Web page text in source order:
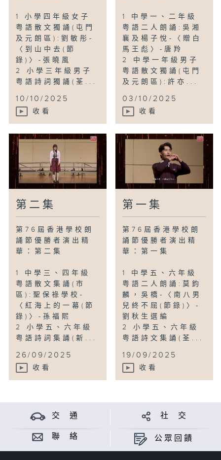
9 中學三、四年級女子普通話詩詞獨誦(新
界東區):徐偲瑗-(一)〈登江中孤嶼〉-謝靈
運;(二)〈剪梅〉-李清照
10 小學三、四年級普通話詩詞集誦(市區):
聖士提反女子中學附屬小學-〈今夜的風
中〉-韋婭
1 小學四年級女子
粤語散文獨誦(屯門
及元朗區):劉敏彤-
〈到山中去(節
錄)〉-張曉風
2 小學三年級男子
粤語詩詞獨誦(荃...
10/10/2025
收看
1 中學一、二年級
粤語二人朗誦:吳湘
襄及楊子悅-〈贈白
馬王彪〉-唐羚
2 中學一年級男子
粤語散文獨誦(屯門
及元朗區):許亦...
03/10/2025
收看
第二集
第76屆香港學校朗
誦節優勝者演出精
華：第二集
1 中學三、四年級
粤語散文集誦(市
區):聖保祿學校-
〈紅海上的一幕(節
錄)〉-孫福熙
2 小學五、六年級
粤語詩詞集誦(新...
26/09/2025
收看
第一集
第76屆香港學校朗
誦節優勝者演出精
華：第一集
1 中學五、六年級
粤語二人朗誦:莫鈞
麟，吳橋-〈南八男
兒終不屈(節錄)〉-
劉秋生選編
2 小學五、六年級
粤語詩文集誦(荃...
19/09/2025
收看
交 通 社 交
聯 絡 公眾回饋